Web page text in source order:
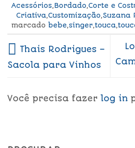
Acessórios,Bordado,Corte e
Criativa,Customização,Suzana
marcado bebe,singer,touca,
Thais Rodrigues –
Sacola para Vinhos
Você precisa fazer log in